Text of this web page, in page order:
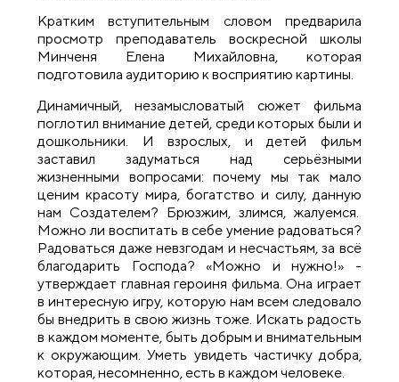
Кратким вступительным словом предварила
просмотр преподаватель воскресной школы
Минченя Елена Михайловна, которая
подготовила аудиторию к восприятию картины.
Динамичный, незамысловатый сюжет фильма
поглотил внимание детей, среди которых были и
дошкольники. И взрослых, и детей фильм
заставил задуматься над серьёзными
жизненными вопросами: почему мы так мало
ценим красоту мира, богатство и силу, данную
нам Создателем? Брюзжим, злимся, жалуемся.
Можно ли воспитать в себе умение радоваться?
Радоваться даже невзгодам и несчастьям, за всё
благодарить Господа? «Можно и нужно!» -
утверждает главная героиня фильма. Она играет
в интересную игру, которую нам всем следовало
бы внедрить в свою жизнь тоже. Искать радость
в каждом моменте, быть добрым и внимательным
к окружающим. Уметь увидеть частичку добра,
которая, несомненно, есть в каждом человеке.